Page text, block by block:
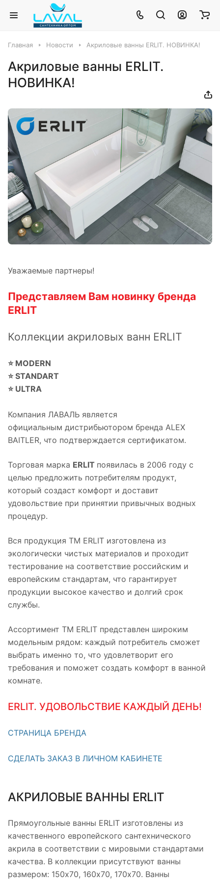
Главная Новости Акриловые ванны ERLIT. НОВИНКА!
Акриловые ванны ERLIT.
НОВИНКА!
Уважаемые партнеры!
Представляем Вам новинку бренда
ERLIT
Коллекции акриловых ванн ERLIT
⭐️ MODERN
⭐️ STANDART
⭐️ ULTRA
Компания ЛАВАЛЬ является
официальным дистрибьютором бренда ALEX
BAITLER, что подтверждается сертификатом.
Торговая марка ERLIT появилась в 2006 году с
целью предложить потребителям продукт,
который создаст комфорт и доставит
удовольствие при принятии привычных водных
процедур.
Вся продукция ТМ ERLIT изготовлена из
экологически чистых материалов и проходит
тестирование на соответствие российским и
европейским стандартам, что гарантирует
продукции высокое качество и долгий срок
службы.
Ассортимент ТМ ERLIT представлен широким
модельным рядом: каждый потребитель сможет
выбрать именно то, что удовлетворит его
требования и поможет создать комфорт в ванной
комнате.
ERLIT. УДОВОЛЬСТВИЕ КАЖДЫЙ ДЕНЬ!
СТРАНИЦА БРЕНДА
СДЕЛАТЬ ЗАКАЗ В ЛИЧНОМ КАБИНЕТЕ
АКРИЛОВЫЕ ВАННЫ ERLIT
Прямоугольные ванны ERLIT изготовлены из
качественного европейского сантехнического
акрила в соответствии с мировыми стандартами
качества. В коллекции присутствуют ванны
размером: 150х70, 160х70, 170х70. Ванны